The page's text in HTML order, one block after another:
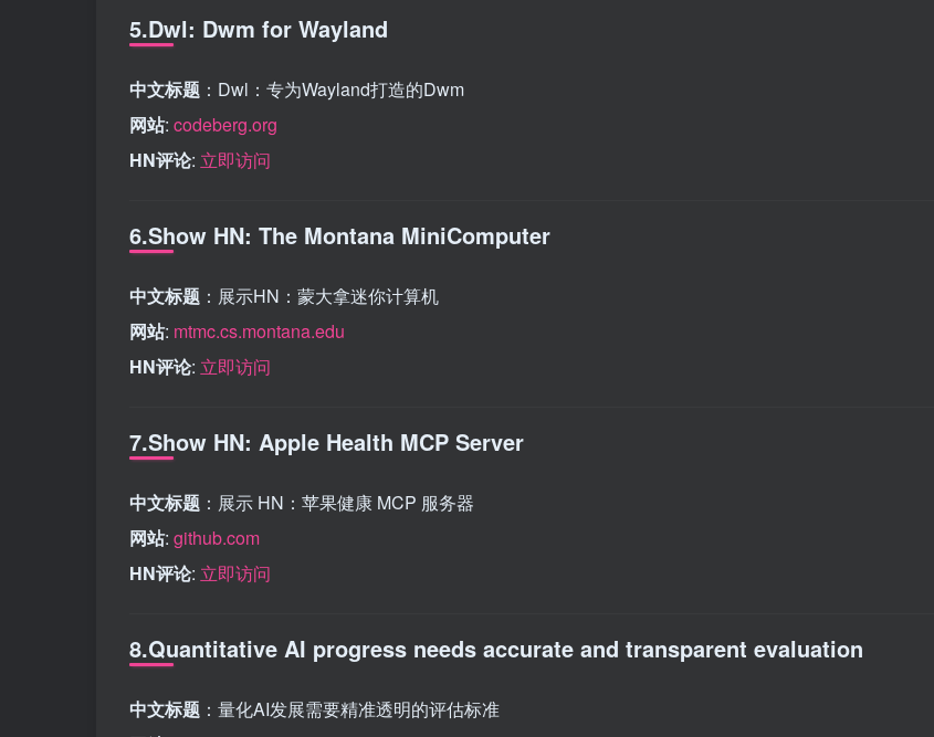
5.Dwl: Dwm for Wayland
中文标题 ：Dwl：专为Wayland打造的Dwm
网站: codeberg.org
HN评论: 立即访问
6.Show HN: The Montana MiniComputer
中文标题 ：展示HN：蒙大拿迷你计算机
网站: mtmc.cs.montana.edu
HN评论: 立即访问
7.Show HN: Apple Health MCP Server
中文标题 ：展示 HN：苹果健康 MCP 服务器
网站: github.com
HN评论: 立即访问
8.Quantitative AI progress needs accurate and transparent evaluation
中文标题 ：量化AI发展需要精准透明的评估标准